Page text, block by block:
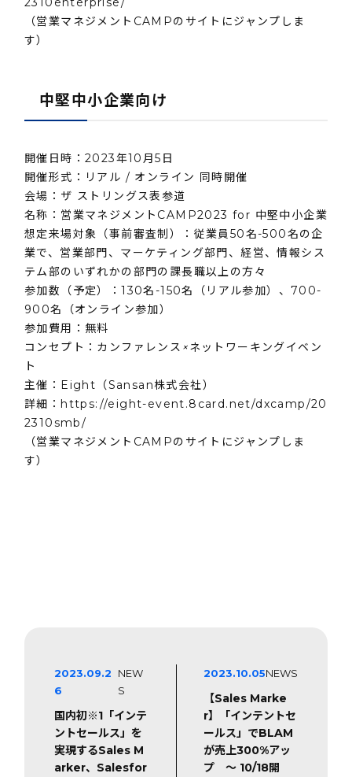
（営業マネジメントCAMPのサイトにジャンプしま
す）
中堅中小企業向け
開催日時：2023年10月5日
開催形式：リアル / オンライン 同時開催
会場：ザ ストリングス表参道
名称：営業マネジメントCAMP2023 for 中堅中小企業
想定来場対象（事前審査制）：従業員50名-500名の企
業で、営業部門、マーケティング部門、経営、情報シス
テム部のいずれかの部門の課長職以上の方々
参加数（予定）：130名-150名（リアル参加）、700-
900名（オンライン参加）
参加費用：無料
コンセプト：カンファレンス ×ネットワーキングイベン
ト
主催：Eight（Sansan株式会社）
詳細： https://eight-event.8card.net/dxcamp/20
2310smb/
（営業マネジメントCAMPのサイトにジャンプしま
す）
2023.09.2
6
NEW
S
国内初※1「インテ
ントセールス」を
実現するSales M
arker、Salesfor
2023.10.05NEWS
【Sales Marke
r】「インテントセ
ールス」でBLAM
が売上300%アッ
プ 〜 10/18開